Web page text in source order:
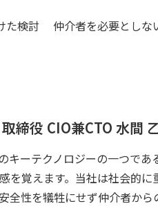
た検討 仲介者を必要としな
締役 CIO兼CTO 水間
キーテクノロジーの一つで
を覚えます。当社は社会的
全性を犠牲にせず仲介者から